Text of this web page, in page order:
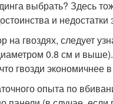
выбрать? Здесь
и недостатки
гвоздях, следует
0.8 см и
гвозди
опыта по